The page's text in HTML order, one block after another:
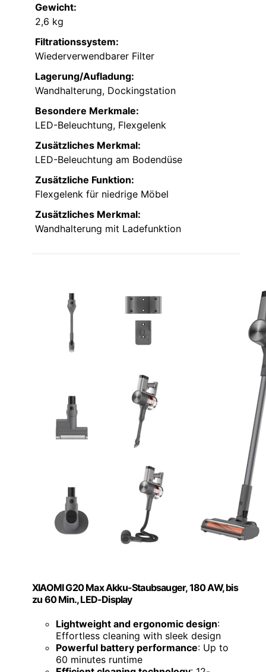
Gewicht:
2,6 kg
Filtrationssystem:
Wiederverwendbarer Filter
Lagerung/Aufladung:
Wandhalterung, Dockingstation
Besondere Merkmale:
LED-Beleuchtung, Flexgelenk
Zusätzliches Merkmal:
LED-Beleuchtung am Bodendüse
Zusätzliche Funktion:
Flexgelenk für niedrige Möbel
Zusätzliches Merkmal:
Wandhalterung mit Ladefunktion
XIAOMI G20 Max Akku-Staubsauger, 180 AW, bis
zu 60 Min., LED-Display
Lightweight and ergonomic design:
Effortless cleaning with sleek design
Powerful battery performance: Up to
60 minutes runtime